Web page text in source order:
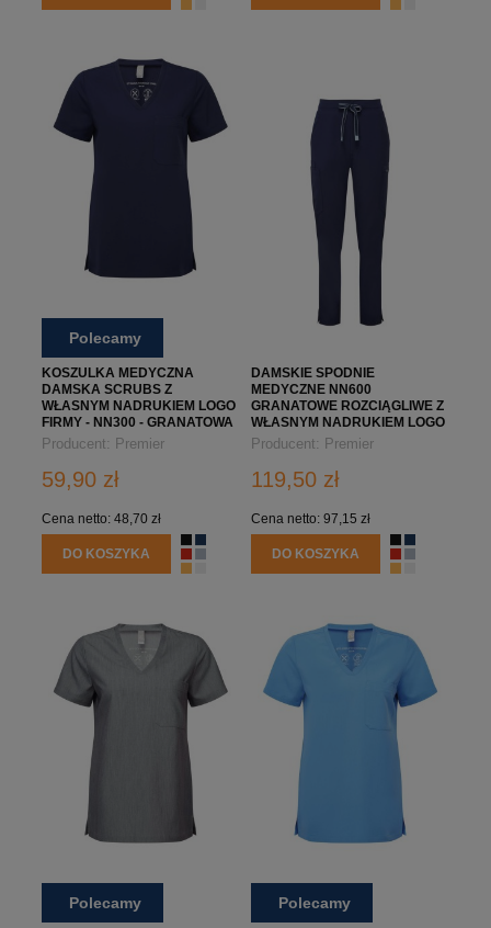
Polecamy
KOSZULKA MEDYCZNA
DAMSKA SCRUBS Z
WŁASNYM NADRUKIEM LOGO
FIRMY - NN300 - GRANATOWA
Producent: Premier
59,90 zł
Cena netto: 48,70 zł
DO KOSZYKA
DAMSKIE SPODNIE
MEDYCZNE NN600
GRANATOWE ROZCIĄGLIWE Z
WŁASNYM NADRUKIEM LOGO
FIRMY
Producent: Premier
119,50 zł
Cena netto: 97,15 zł
DO KOSZYKA
Polecamy Polecamy